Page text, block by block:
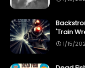
'Train
1/15/